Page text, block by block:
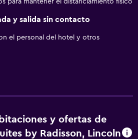
de niños menores de 14 años
adulto.
para mantener el distanciamiento físico
y salida sin contacto
el personal del hotel y otros
y ofertas de
by Radisson, Lincoln